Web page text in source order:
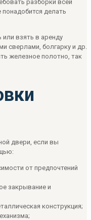
разборки всей
делать
или взять в аренду
сверлами, болгарку и др.
железное полотно, так
двери, если вы
от предпочтений
закрывание и
конструкция;